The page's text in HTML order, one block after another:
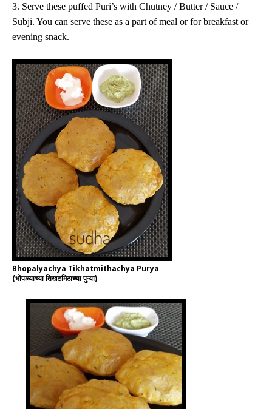
3. Serve these puffed Puri’s with Chutney / Butter / Sauce /
Subji. You can serve these as a part of meal or for breakfast or
evening snack.
Bhopalyachya Tikhatmithachya Purya
(भोपळ्याच्या तिखटमिठाच्या पुऱ्या)